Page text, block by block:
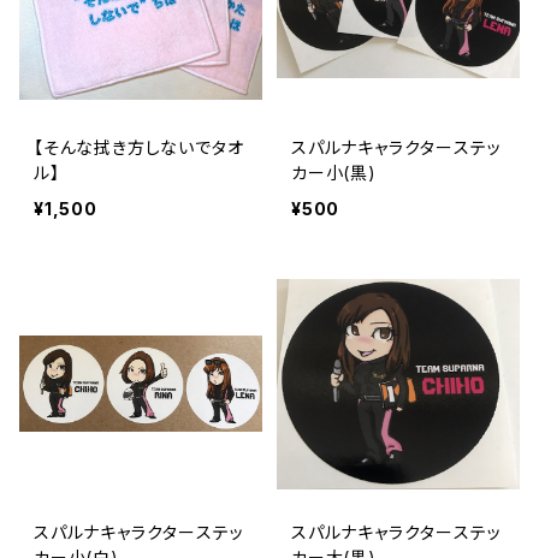
【そんな拭き方しないでタオ
ル】
¥1,500
スパルナキャラクターステッ
カー小(黒)
¥500
スパルナキャラクターステッ
スパルナキャラクターステッ